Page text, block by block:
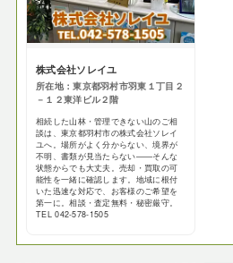
株式会社ソレイユ
所在地：東京都羽村市羽東１丁目２
－１２東洋ビル２階
相続した山林・管理できない山のご相
談は、東京都羽村市の株式会社ソレイ
ユへ。場所がよく分からない、境界が
不明、書類が見当たらない——そんな
状態からでも大丈夫。売却・買取の可
能性を一緒に確認します。地域に根付
いた迅速な対応で、お客様のご希望を
第一に。相談・査定無料・秘密厳守。
TEL 042-578-1505